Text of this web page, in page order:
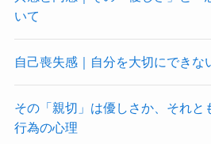
いて
自己喪失感｜自分を大切にできな
その「親切」は優しさか、それと
行為の心理